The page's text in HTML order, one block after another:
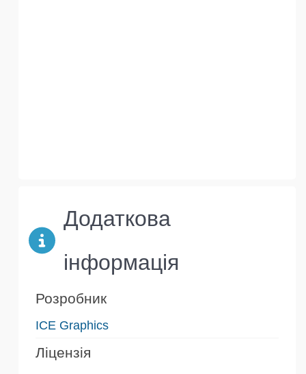
Додаткова
інформація
Розробник
ICE Graphics
Ліцензія